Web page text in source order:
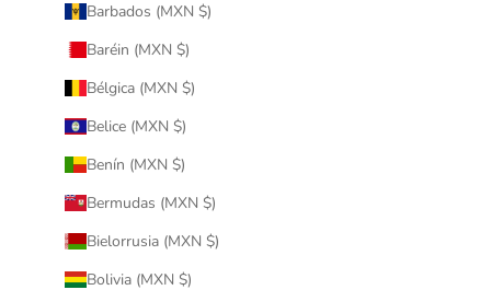
Barbados (MXN $)
Baréin (MXN $)
Bélgica (MXN $)
Belice (MXN $)
Benín (MXN $)
Bermudas (MXN $)
Bielorrusia (MXN $)
Bolivia (MXN $)